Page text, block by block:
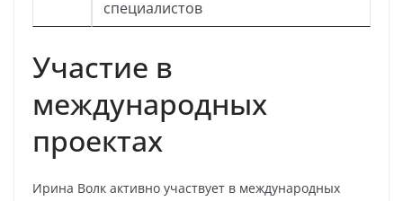
специалистов
Участие в
международных
проектах
Ирина Волк активно участвует в международных